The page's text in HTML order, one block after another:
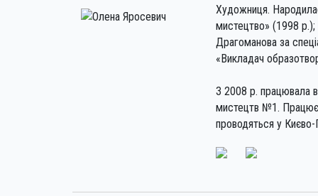
Художниця.
мистецтво» (1998 р.);
Драгоманова за
«Викладач
З 2008 р. працювала
мистецтв №1. Працює
проводяться у Києво-